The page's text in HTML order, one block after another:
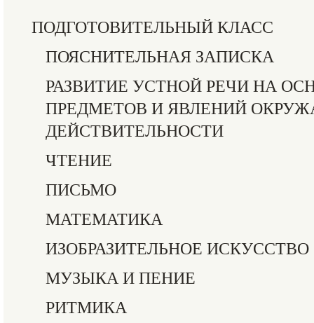
ПОДГОТОВИТЕЛЬНЫЙ КЛАСС
ПОЯСНИТЕЛЬНАЯ ЗАПИСКА
РАЗВИТИЕ УСТНОЙ РЕЧИ НА
ПРЕДМЕТОВ И ЯВЛЕНИЙ
ДЕЙСТВИТЕЛЬНОСТИ
ЧТЕНИЕ
ПИСЬМО
МАТЕМАТИКА
ИЗОБРАЗИТЕЛЬНОЕ ИСКУССТВО
МУЗЫКА И ПЕНИЕ
РИТМИКА